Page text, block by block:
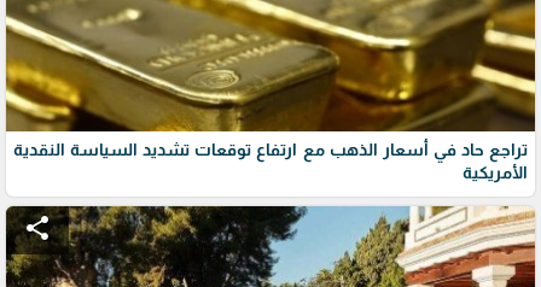
تراجع حاد في أسعار الذهب مع ارتفاع توقعات تشديد السياسة النقدية
الأمريكية
share